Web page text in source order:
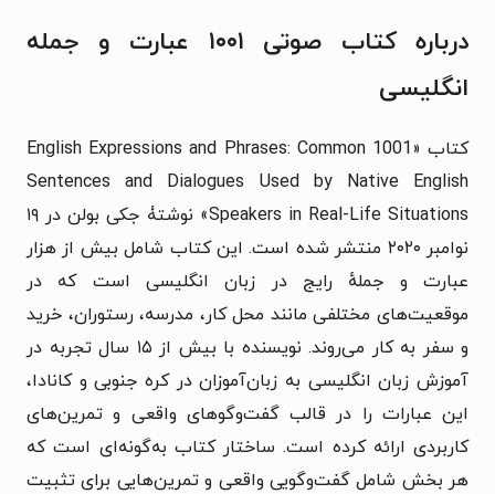
درباره کتاب صوتی ۱۰۰۱ عبارت و جمله
انگلیسی
کتاب «1001 English Expressions and Phrases: Common
Sentences and Dialogues Used by Native English
Speakers in Real-Life Situations» نوشتۀ جکی بولن در ۱۹
نوامبر ۲۰۲۰ منتشر شده است. این کتاب شامل بیش از هزار
عبارت و جملهٔ رایج در زبان انگلیسی است که در
موقعیت‌های مختلفی مانند محل کار، مدرسه، رستوران، خرید
و سفر به کار می‌روند. نویسنده با بیش از ۱۵ سال تجربه در
آموزش زبان انگلیسی به زبان‌آموزان در کره جنوبی و کانادا،
این عبارات را در قالب گفت‌وگوهای واقعی و تمرین‌های
کاربردی ارائه کرده است. ساختار کتاب به‌گونه‌ای است که
هر بخش شامل گفت‌وگویی واقعی و تمرین‌هایی برای تثبیت